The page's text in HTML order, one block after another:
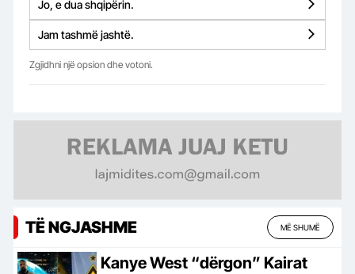
Jo, e dua shqipërin.
Jam tashmë jashtë.
Zgjidhni një opsion dhe votoni.
TË NGJASHME MË SHUMË
Kanye West “dërgon” Kairat